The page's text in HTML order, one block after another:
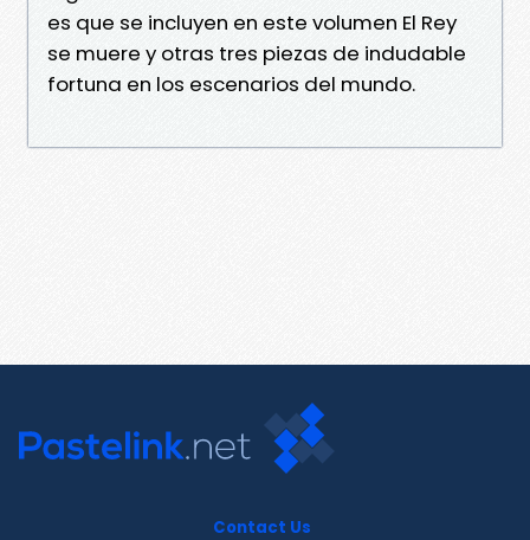
es que se incluyen en este volumen El Rey
se muere y otras tres piezas de indudable
fortuna en los escenarios del mundo.
Contact Us